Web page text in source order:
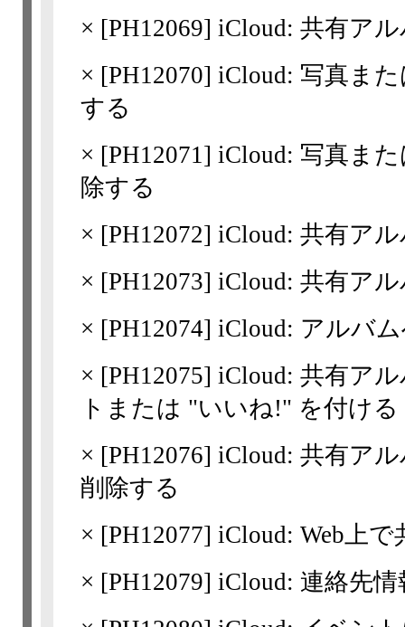
× [PH12069] iCloud: 共有ア
× [PH12070] iCloud: 写真ま
する
× [PH12071] iCloud: 写真ま
除する
× [PH12072] iCloud: 共有ア
× [PH12073] iCloud: 共有ア
× [PH12074] iCloud: アルバ
× [PH12075] iCloud: 共有ア
トまたは "いいね!" を付ける
× [PH12076] iCloud: 共有ア
削除する
× [PH12077] iCloud: Web上
× [PH12079] iCloud: 連絡先